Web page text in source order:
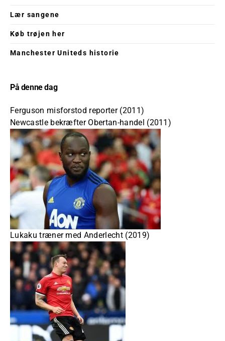
Lær sangene
Køb trøjen her
Manchester Uniteds historie
På denne dag
Ferguson misforstod reporter (2011)
Newcastle bekræfter Obertan-handel (2011)
Lukaku træner med Anderlecht (2019)